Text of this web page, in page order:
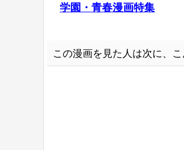
学園・青春漫画特集
この漫画を見た人は次に、